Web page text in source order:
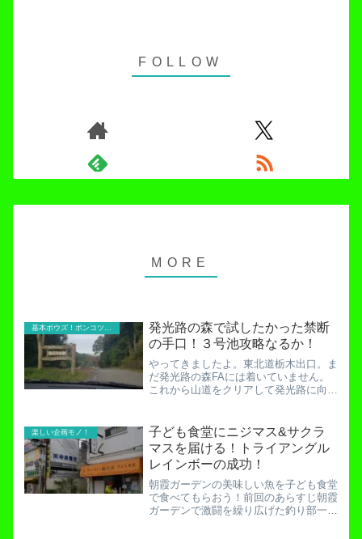
基本ボウズ！ポンコツ実践記
発光路の森で試したかった禁断
の手口！３号池攻略なるか！
やってきましたよ。東北道栃木出口。ま
だ発光路の森FAには着いていません。
これから山道をクリアして発光路に向か
口に差し掛かりました。ここで一旦車を
停めます。なぜかって？ユ...
楽しい企画モノ！
子ども食堂にニジマス&サクラ
マスを届ける！トライアングル
レインボーの成功！
朝霞ガーデンの美味しい魚を子ども食堂
で食べてもらおう！前回のあらすじ朝霞
ガーデンで激闘を繰り広げた釣り部一